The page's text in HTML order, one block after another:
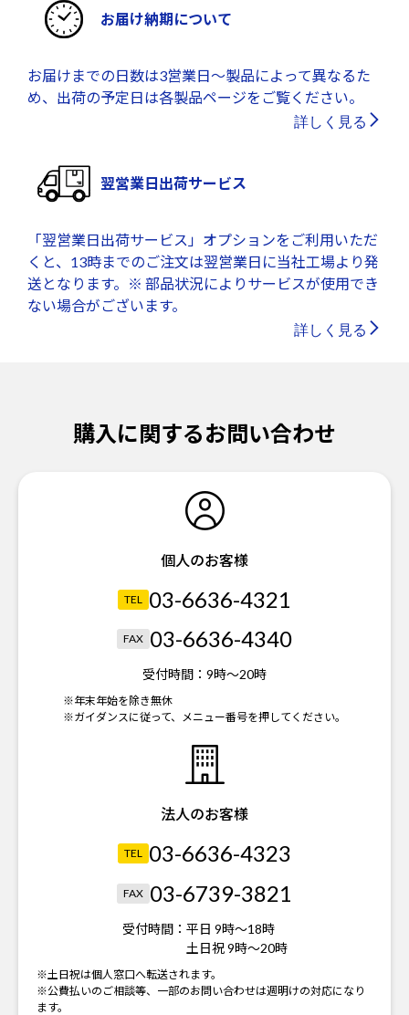
お届け納期について
お届けまでの日数は3営業日～製品によって異なるた
め、出荷の予定日は各製品ページをご覧ください。
詳しく見る
翌営業日出荷サービス
「翌営業日出荷サービス」オプションをご利用いただ
くと、13時までのご注文は翌営業日に当社工場より発
送となります。※ 部品状況によりサービスが使用でき
ない場合がございます。
詳しく見る
購入に関するお問い合わせ
個人のお客様
TEL 03-6636-4321
FAX 03-6636-4340
受付時間： 9時～20時
※年末年始を除き無休
※ガイダンスに従って、メニュー番号を押してください。
法人のお客様
TEL 03-6636-4323
FAX 03-6739-3821
受付時間： 平日 9時～18時
土日祝 9時～20時
※土日祝は個人窓口へ転送されます。
※公費払いのご相談等、一部のお問い合わせは週明けの対応になり
ます。